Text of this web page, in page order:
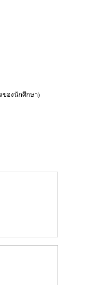
ของนักศึกษา)